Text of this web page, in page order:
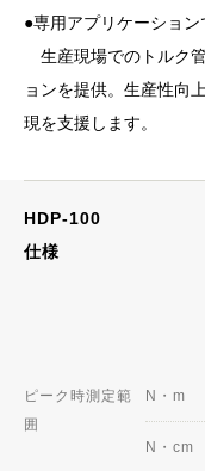
●専用アプリケーショ
生産現場でのトルク
ョンを提供。生産性向
現を支援します。
HDP-100
仕様
ピーク時測定範
囲
N・m
N・cm